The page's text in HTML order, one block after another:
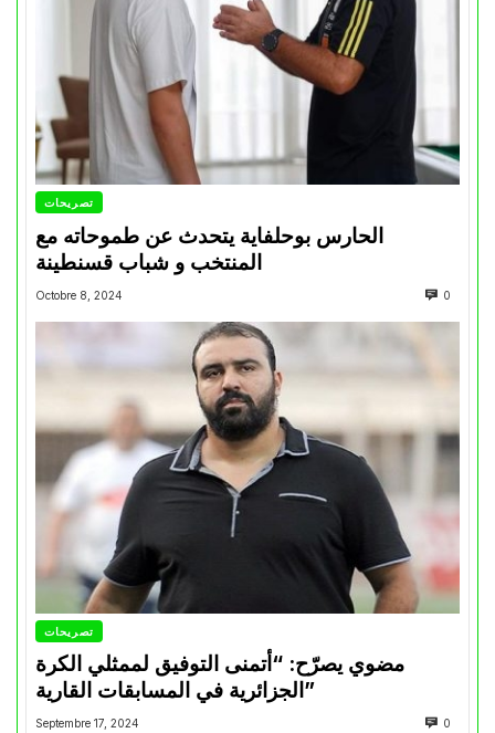
تصريحات
الحارس بوحلفاية يتحدث عن طموحاته مع
المنتخب و شباب قسنطينة
Octobre 8, 2024 0
تصريحات
مضوي يصرّح: “أتمنى التوفيق لممثلي الكرة
الجزائرية في المسابقات القارية”
Septembre 17, 2024 0